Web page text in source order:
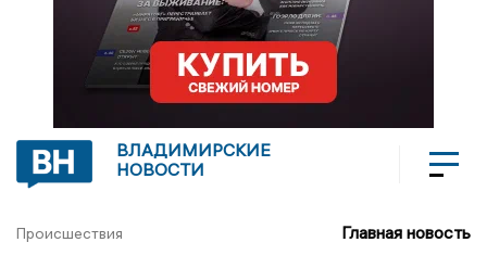
ВЛАДИМИРСКИЕ
НОВОСТИ
Происшествия Главная новость